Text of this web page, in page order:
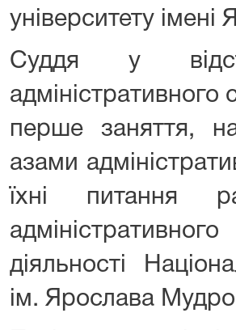
університету
Суддя у
перше заняття,
азами
їхні питання
діяльності
ім. Ярослава